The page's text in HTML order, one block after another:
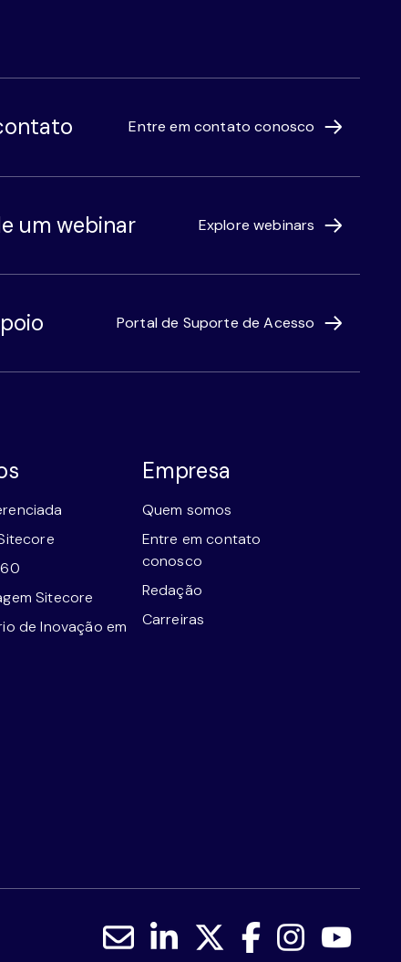
Entre em contato conosco
um webinar Explore webinars
Portal de Suporte de Acesso
Sitecore
de Inovação em
Empresa
Quem somos
Entre em contato
conosco
Redação
Carreiras